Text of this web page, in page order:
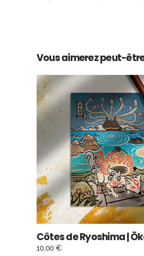
Vous aimerez peut-
AJOUTER AU
Côtes de Ryoshima |
10,00€